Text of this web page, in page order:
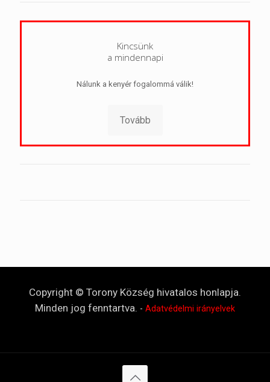
Kincsünk
a mindennapi
Nálunk a kenyér fogalommá válik!
Tovább
Copyright © Torony Község hivatalos honlapja.
Minden jog fenntartva. - Adatvédelmi irányelvek